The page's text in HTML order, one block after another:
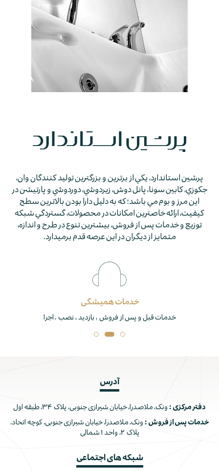
پرشين استاندارد، يكي از برترين و بزرگترين توليد كنندگان وان،
جكوزي، كابين سونا، پانل دوش، زيردوشي، دوردوشي و پارتيشن در
اين مرز و بوم مي باشد؛ كه به دليل دارا بودن بالاترين سطح
كيفيت، ارائه خاصترين امكانات در محصولات، گستردگي شبكه
توزيع و خدمات پس از فروش، بيشترين تنوع در طرح و اندازه،
متمايز از ديگران در اين عرصه قدم برمي­دارد.
خدمات همیشگی
خدمات قبل و پس از فروش ، بازدید ، نصب ، اجرا
آدرس
دفتر مرکزی : ونک، ملاصدرا، خیابان شیرازی جنوبی، پلاک ۳۴، طبقه اول
خدمات پس از فروش : ونک، ملاصدرا، خیابان شیرازی جنوبی، کوچه اتحاد،
پلاک ۲، واحد ۱ شمالی
شبکه های اجتماعی